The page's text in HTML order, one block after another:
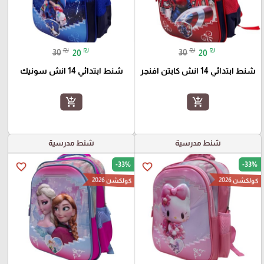
30 ₪ 20 ₪
شنط ابتدائي 14 انش كابتن افنجر
add_shopping_cart
30 ₪ 20 ₪
شنط ابتدائي 14 انش سونيك
add_shopping_cart
شنط مدرسية
favorite_border -33%
كولكشن 2026
شنط مدرسية
favorite_border -33%
كولكشن 2026